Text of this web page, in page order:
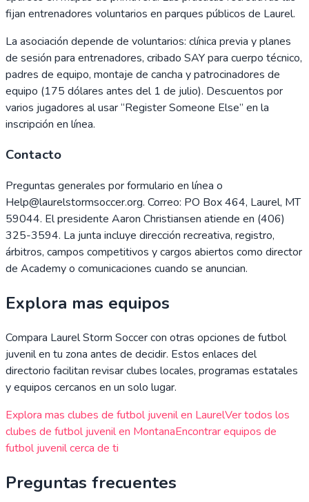
fijan entrenadores voluntarios en parques públicos de Laurel.
La asociación depende de voluntarios: clínica previa y planes
de sesión para entrenadores, cribado SAY para cuerpo técnico,
padres de equipo, montaje de cancha y patrocinadores de
equipo (175 dólares antes del 1 de julio). Descuentos por
varios jugadores al usar “Register Someone Else” en la
inscripción en línea.
Contacto
Preguntas generales por formulario en línea o
Help@laurelstormsoccer.org. Correo: PO Box 464, Laurel, MT
59044. El presidente Aaron Christiansen atiende en (406)
325-3594. La junta incluye dirección recreativa, registro,
árbitros, campos competitivos y cargos abiertos como director
de Academy o comunicaciones cuando se anuncian.
Explora mas equipos
Compara Laurel Storm Soccercon otras opciones de futbol
juvenil en tu zona antes de decidir. Estos enlaces del
directorio facilitan revisar clubes locales, programas estatales
y equipos cercanos en un solo lugar.
Explora mas clubes de futbol juvenil en LaurelVer todos los
clubes de futbol juvenil en MontanaEncontrar equipos de
futbol juvenil cerca de ti
Preguntas frecuentes